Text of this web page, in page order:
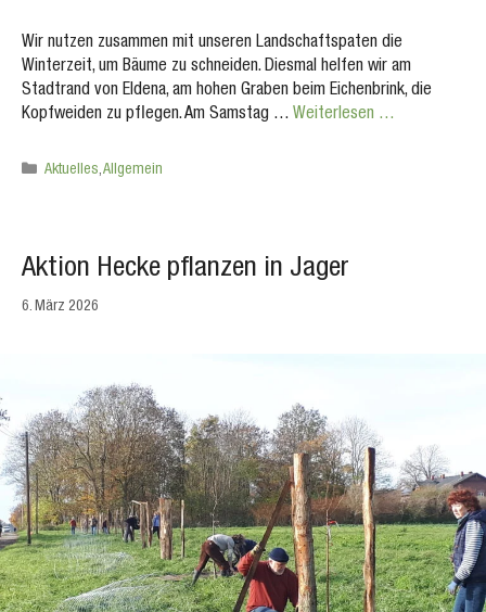
Wir nutzen zusammen mit unseren Landschaftspaten die
Winterzeit, um Bäume zu schneiden. Diesmal helfen wir am
Stadtrand von Eldena, am hohen Graben beim Eichenbrink, die
Kopfweiden zu pflegen. Am Samstag … Weiterlesen …
Kategorien
Aktuelles,Allgemein
Aktion Hecke pflanzen in Jager
6. März 2026